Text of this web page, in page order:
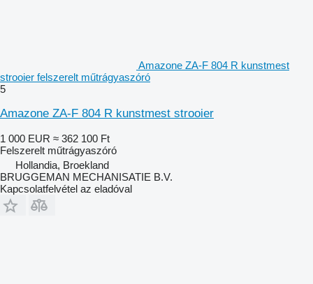
Amazone ZA-F 804 R kunstmest
strooier felszerelt műtrágyaszóró
5
Amazone ZA-F 804 R kunstmest strooier
1 000 EUR ≈ 362 100 Ft
Felszerelt műtrágyaszóró
Hollandia, Broekland
BRUGGEMAN MECHANISATIE B.V.
Kapcsolatfelvétel az eladóval